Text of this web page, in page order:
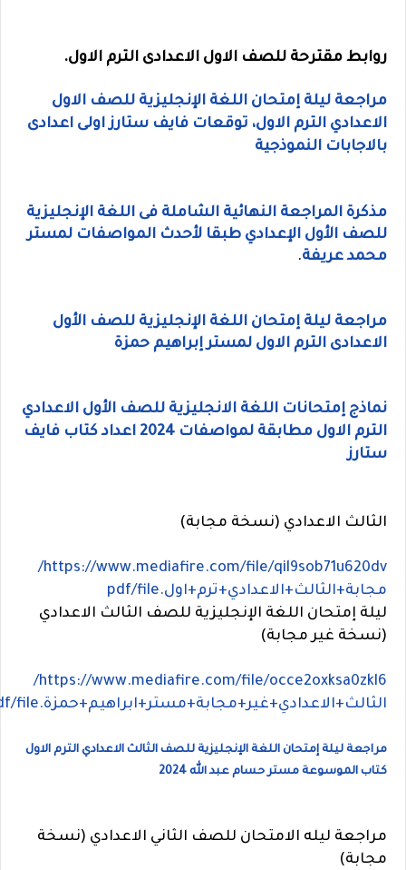
روابط مقترحة للصف الاول الاعدادى الترم الاول.
مراجعة ليلة إمتحان اللغة الإنجليزية للصف الاول
الاعدادي الترم الاول، توقعات فايف ستارز اولى اعدادى
بالاجابات النموذجية
مذكرة المراجعة النهائية الشاملة فى اللغة الإنجليزية
للصف الأول الإعدادي طبقا لأحدث المواصفات لمستر
محمد عريفة.
مراجعة ليلة إمتحان اللغة الإنجليزية للصف الأول
الاعدادى الترم الاول لمستر إبراهيم حمزة
نماذج إمتحانات اللغة الانجليزية للصف الأول الاعدادي
الترم الاول مطابقة لمواصفات 2024 اعداد كتاب فايف
ستارز
الثالث الاعدادي (نسخة مجابة)
https://www.mediafire.com/file/qil9sob71u620dv/
مجابة+الثالث+الاعدادي+ترم+اول.pdf/file
ليلة إمتحان اللغة الإنجليزية للصف الثالث الاعدادي
(نسخة غير مجابة)
https://www.mediafire.com/file/occe2oxksa0zkl6/
الثالث+الاعدادي+غير+مجابة+مستر+ابراهيم+حمزة.pdf/file
مراجعة ليلة إمتحان اللغة الإنجليزية للصف الثالث الاعدادي الترم الاول
كتاب الموسوعة مستر حسام عبد الله 2024
مراجعة ليله الامتحان للصف الثاني الاعدادي (نسخة
مجابة)